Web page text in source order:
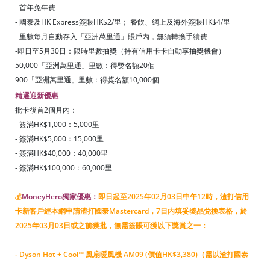
- 首年免年費
- 國泰及HK Express簽賬HK$2/里； 餐飲、網上及海外簽賬HK$4/里
- 里數每月自動存入「亞洲萬里通」賬戶內，無須轉換手續費
-即日至5月30日：限時里數抽獎（持有信用卡卡自動享抽獎機會）
50,000「亞洲萬里通」里數：得獎名額20個
900「亞洲萬里通」里數：得獎名額10,000個
精選迎新優惠
批卡後首2個月內：
- 簽滿HK$1,000：5,000里
- 簽滿HK$5,000：15,000里
- 簽滿HK$40,000：40,000里
- 簽滿HK$100,000：60,000里
💰MoneyHero獨家優惠： 即日起至2025年02月03日中午12時，渣打信用
卡新客戶經本網申請渣打國泰Mastercard，7日内填妥奬品兌換表格，於
2025年03月03日或之前獲批，無需簽賬可獲以下獎賞之一：
- Dyson Hot + Cool™ 風扇暖風機 AM09 (價值HK$3,380)（需以渣打國泰